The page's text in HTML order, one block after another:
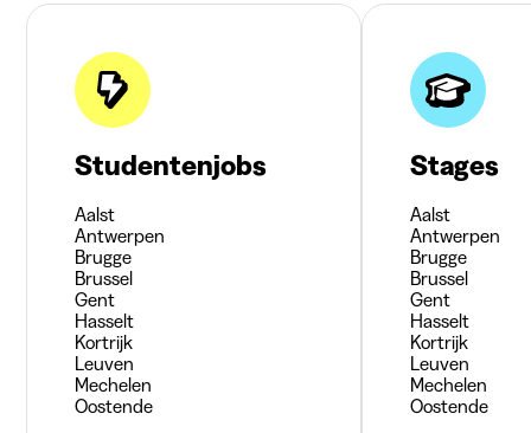
Studentenjobs
Aalst
Antwerpen
Brugge
Brussel
Gent
Hasselt
Kortrijk
Leuven
Mechelen
Oostende
Stages
Aalst
Antwerpen
Brugge
Brussel
Gent
Hasselt
Kortrijk
Leuven
Mechelen
Oostende